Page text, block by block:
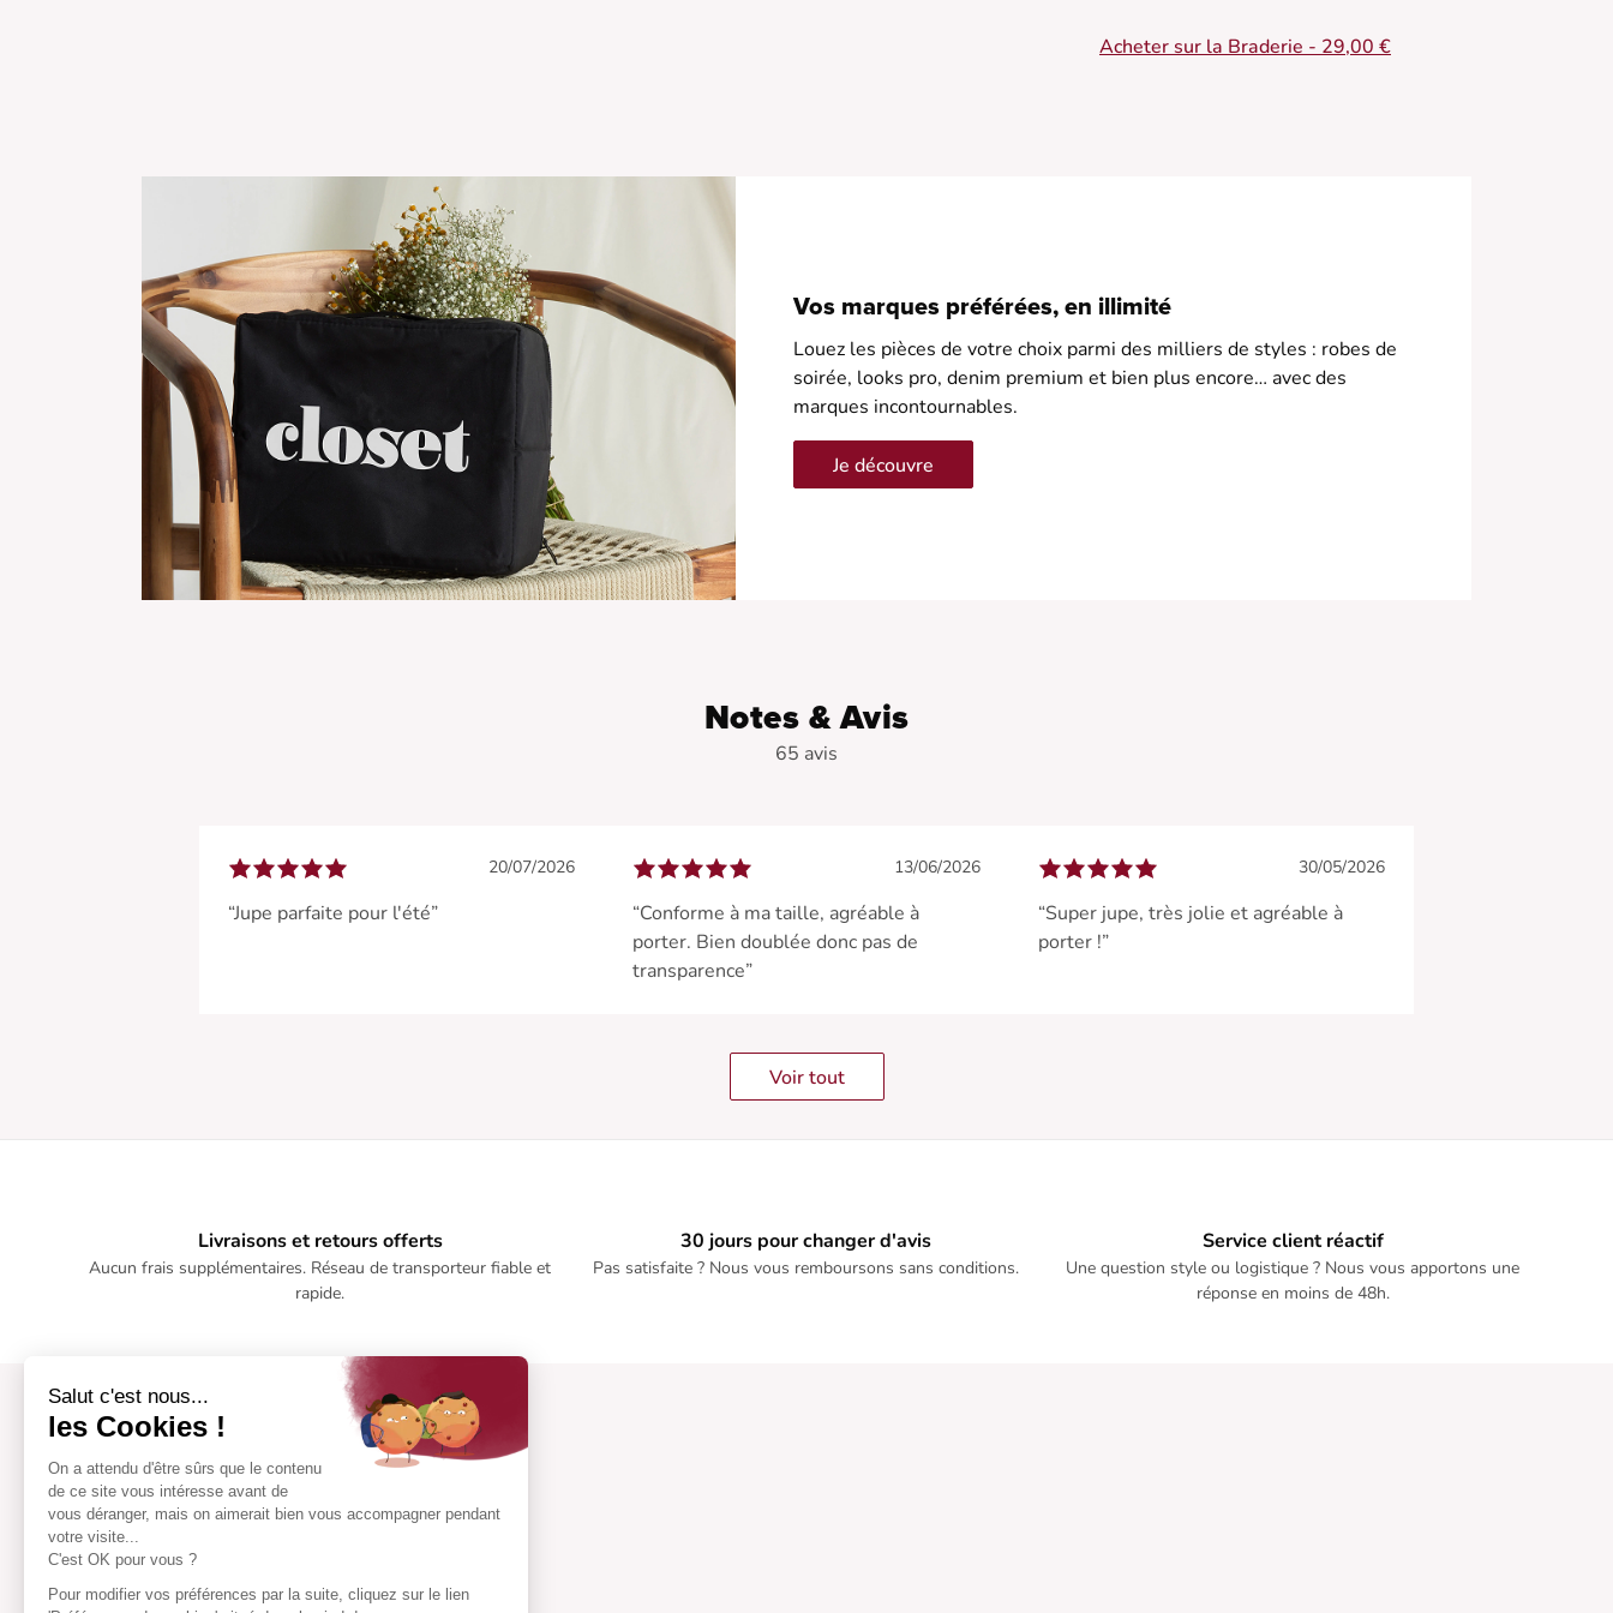
Salut c'est nous...
les Cookies !
On a attendu d'être sûrs que le contenu
de ce site vous intéresse avant de
vous déranger, mais on aimerait bien vous accompagner pendant
votre visite...
C'est OK pour vous ?
Pour modifier vos préférences par la suite, cliquez sur le lien
• Jupe longue en coton
Acheter sur la Braderie - 29,00 €
Vos marques préférées, en illimité
Louez les pièces de votre choix parmi des milliers de styles : robes de
soirée, looks pro, denim premium et bien plus encore… avec des
marques incontournables.
Je découvre
Notes & Avis
65 avis
20/07/2026
“Jupe parfaite pour l'été”
13/06/2026
“Conforme à ma taille, agréable à
porter. Bien doublée donc pas de
transparence”
30/05/2026
“Super jupe, très jolie et agréable à
porter !”
Voir tout
Livraisons et retours offerts
Aucun frais supplémentaires. Réseau de transporteur fiable et
rapide.
30 jours pour changer d'avis
Pas satisfaite ? Nous vous remboursons sans conditions.
Service client réactif
Une question style ou logistique ? Nous vous apportons une
réponse en moins de 48h.